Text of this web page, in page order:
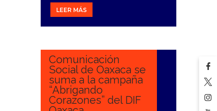
LEER MÁS
28
Comunicación
Social de Oaxaca se
suma a la campaña
“Abrigando
Corazones” del DIF